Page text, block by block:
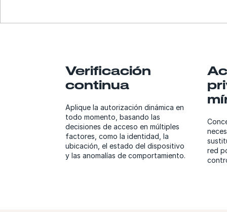
Verificación
continua
Aplique la autorización dinámica en
todo momento, basando las
decisiones de acceso en múltiples
factores, como la identidad, la
ubicación, el estado del dispositivo
y las anomalías de comportamiento.
red